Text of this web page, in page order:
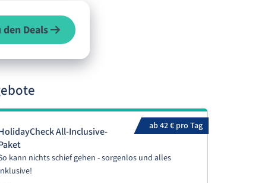
den Deals
ab 42 € pro Tag
All-Inclusive-
kann nichts schief gehen - sorgenlos und alles